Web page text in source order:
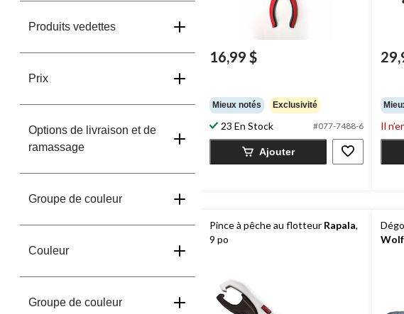
Produits vedettes
Prix
Options de livraison et de
ramassage
Groupe de couleur
Couleur
Groupe de couleur
16,99 $
Mieux notés Exclusivité
23 En Stock #077-7488-6
Ajouter
Il
Pince à pêche au flotteur Rapala,
9 po
Wolf